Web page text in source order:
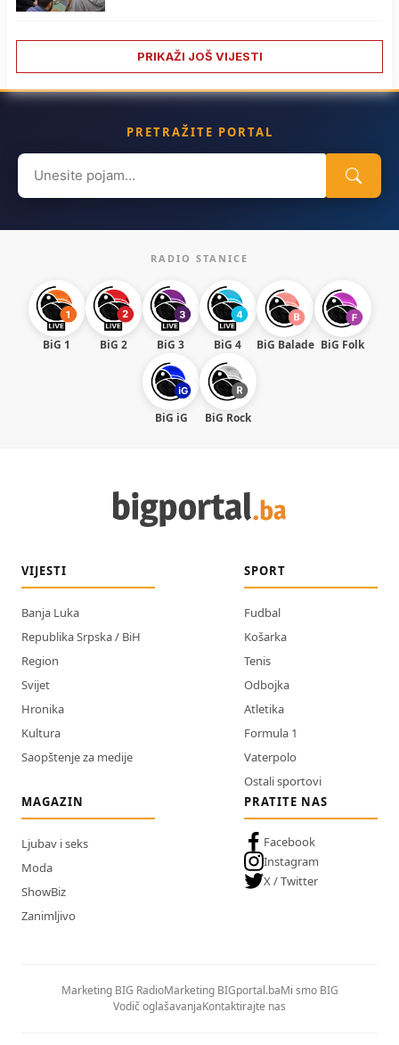
PRIKAŽI JOŠ VIJESTI
PRETRAŽITE PORTAL
Search
for:
RADIO STANICE
BiG 1 BiG 2 BiG 3 BiG 4 BiG Balade BiG Folk
BiG iG BiG Rock
VIJESTI
Banja Luka
Republika Srpska / BiH
Region
Svijet
Hronika
Kultura
Saopštenje za medije
SPORT
Fudbal
Košarka
Tenis
Odbojka
Atletika
Formula 1
Vaterpolo
Ostali sportovi
MAGAZIN
Ljubav i seks
Moda
ShowBiz
Zanimljivo
PRATITE NAS
Facebook
Instagram
X / Twitter
Marketing BIG RadioMarketing BIGportal.baMi smo BIG
Vodič oglašavanjaKontaktirajte nas